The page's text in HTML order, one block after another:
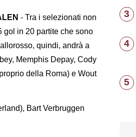
- Tra i selezionati non
gol in 20 partite che sono
quindi, andrà a
Memphis Depay, Cody
della Roma) e Wout
Bart Verbruggen
3
4
5